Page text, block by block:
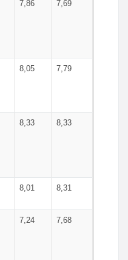
7,86 7,69
8,05 7,79
8,33 8,33
8,01 8,31
7,24 7,68